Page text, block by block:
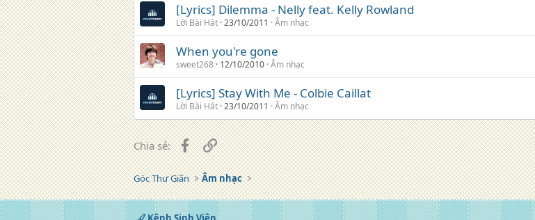
[Lyrics] Dilemma - Nelly feat. Kelly Rowland
Lời Bài Hát 23/10/2011 Âm nhạc
When you're gone
sweet268 12/10/2010 Âm nhạc
[Lyrics] Stay With Me - Colbie Caillat
Lời Bài Hát 23/10/2011 Âm nhạc
Chia sẻ: Facebook
Liên kết
Góc Thư Giãn Âm nhạc